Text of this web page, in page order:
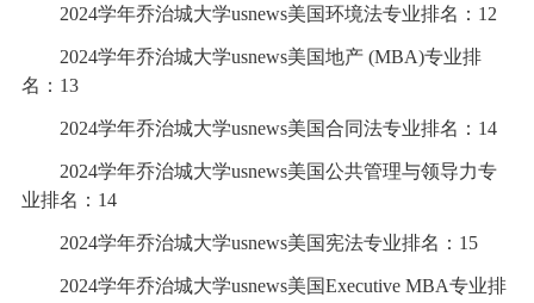
2024学年乔治城大学usnews美国环境法专业排名：12
2024学年乔治城大学usnews美国地产 (MBA)专业排
名：13
2024学年乔治城大学usnews美国合同法专业排名：14
2024学年乔治城大学usnews美国公共管理与领导力专
业排名：14
2024学年乔治城大学usnews美国宪法专业排名：15
2024学年乔治城大学usnews美国Executive MBA专业排